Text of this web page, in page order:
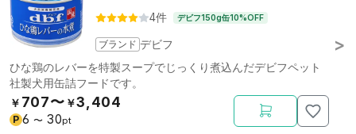
4件 デビフ150g缶10%OFF
ブランド デビフ
ひな鶏のレバーを特製スープでじっくり煮込んだデビフペット
社製犬用缶詰フードです。
￥ 707〜 ￥3,404
P 6 〜 30pt